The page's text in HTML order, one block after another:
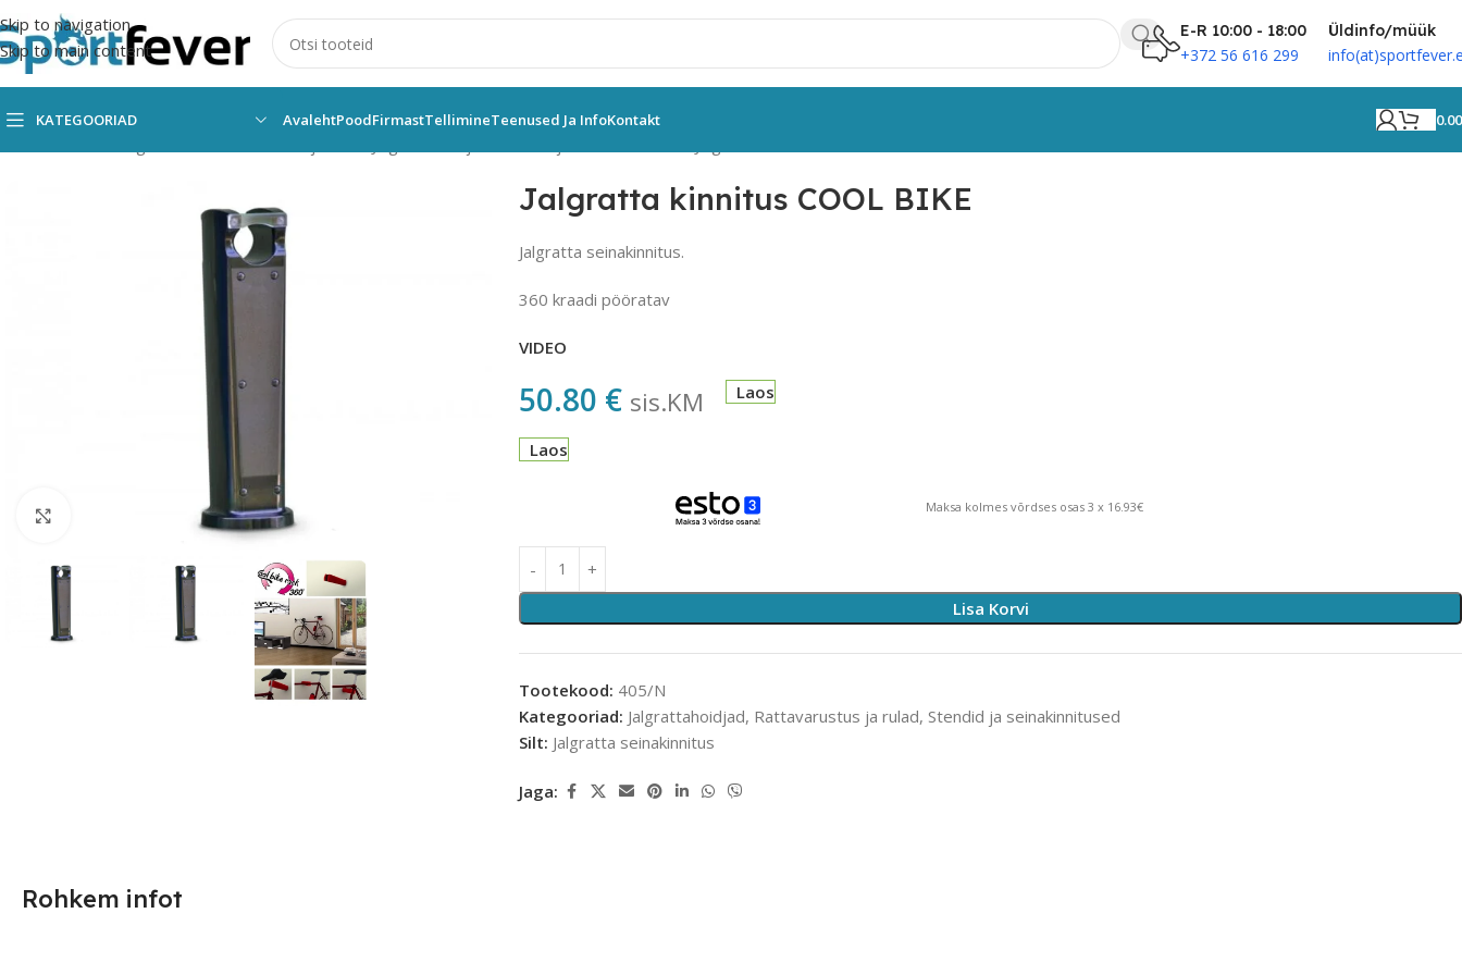
Skip to navigation
Skip to main content
E-R 10:00 - 18:00
+372 56 616 299
Üldinfo/müük
KATEGOORIAD AvalehtPoodFirmastTellimineTeenused Ja InfoKontakt
Suurendamiseks klõpsake
Jalgratta kinnitus COOL BIKE
Jalgratta seinakinnitus.
360 kraadi pööratav
VIDEO
50.80 € sis.KM Laos
Laos
Maksa kolmes võrdses osas 3 x 16.93€
Lisa Korvi
Tootekood: 405/N
Kategooriad: Jalgrattahoidjad, Rattavarustus ja rulad, Stendid ja seinakinnitused
Silt: Jalgratta seinakinnitus
Jaga:
Rohkem infot